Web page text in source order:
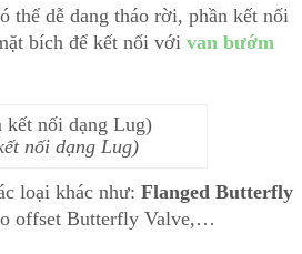
thể dễ dang tháo rời, phần kết nối
bích để kết nối với van bướm
nối dạng Lug)
loại khác như: Flanged Butterfly
offset Butterfly Valve,…